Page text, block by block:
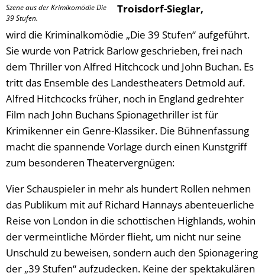
Szene aus der Krimikomödie Die
39 Stufen.
Troisdorf-Sieglar,
wird die Kriminalkomödie „Die 39 Stufen“ aufgeführt.
Sie wurde von Patrick Barlow geschrieben, frei nach
dem Thriller von Alfred Hitchcock und John Buchan. Es
tritt das Ensemble des Landestheaters Detmold auf.
Alfred Hitchcocks früher, noch in England gedrehter
Film nach John Buchans Spionagethriller ist für
Krimikenner ein Genre-Klassiker. Die Bühnenfassung
macht die spannende Vorlage durch einen Kunstgriff
zum besonderen Theatervergnügen:
Vier Schauspieler in mehr als hundert Rollen nehmen
das Publikum mit auf Richard Hannays abenteuerliche
Reise von London in die schottischen Highlands, wohin
der vermeintliche Mörder flieht, um nicht nur seine
Unschuld zu beweisen, sondern auch den Spionagering
der „39 Stufen“ aufzudecken. Keine der spektakulären